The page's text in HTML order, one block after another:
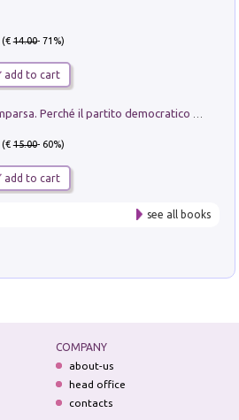
(€14.00- 71%)
add to cart
(€15.00- 60%)
add to cart
see all books
COMPANY
about-us
head office
contacts